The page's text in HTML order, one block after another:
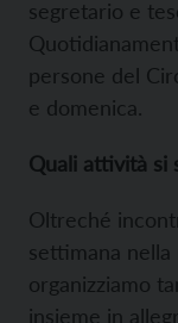
segretario e
persone del
e domenica.
Quali attività si
Oltreché
settimana nella
organizziamo
insieme in